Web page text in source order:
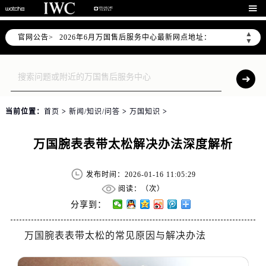

官网公告>
▲
▼
2026年6月万国上海市售后服务网络优化升级公告
2026年6月上海市万国官方售后客户服务热线：400-992-7093
2026年6月万国售后服务中心最新网点地址：
上海市徐汇区虹桥路3号港汇中心写字楼2座37层3705室（需提前预约）
当前位置： 首页 > 新闻/知识/问答 > 万国知识 >
万国腕表表带太松解决办法深度解析
发布时间：2026-01-16 11:05:29
阅读：（次）
分享到：
万国腕表表带太松的常见原因与解决办法